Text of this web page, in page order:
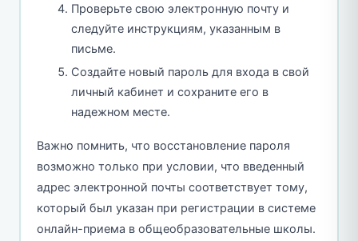
Проверьте свою электронную почту и
следуйте инструкциям, указанным в
письме.
Создайте новый пароль для входа в свой
личный кабинет и сохраните его в
надежном месте.
Важно помнить, что восстановление пароля
возможно только при условии, что введенный
адрес электронной почты соответствует тому,
который был указан при регистрации в системе
онлайн-приема в общеобразовательные школы.